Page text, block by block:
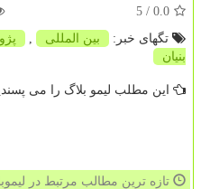
0.0
/ 5
تگهای خبر:
بین المللی
بنیان
این مطلب لیمو بلاگ را می
تازه ترین مطالب مرتبط در